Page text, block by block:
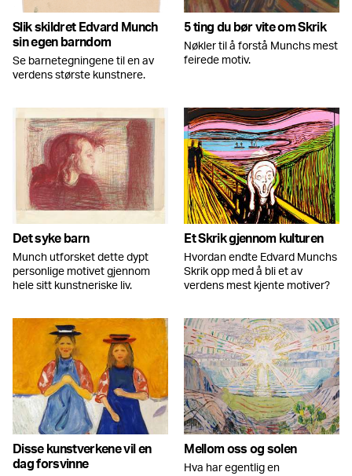
Slik skildret Edvard Munch
sin egen barndom
Se barnetegningene til en av
verdens største kunstnere.
5 ting du bør vite om Skrik
Nøkler til å forstå Munchs mest
feirede motiv.
Det syke barn
Munch utforsket dette dypt
personlige motivet gjennom
hele sitt kunstneriske liv.
Et Skrik gjennom kulturen
Hvordan endte Edvard Munchs
Skrik opp med å bli et av
verdens mest kjente motiver?
Disse kunstverkene vil en
dag forsvinne
Mellom oss og solen
Hva har egentlig en